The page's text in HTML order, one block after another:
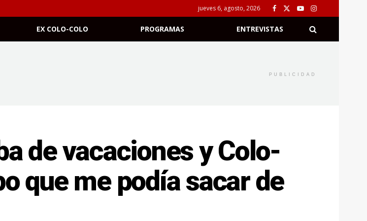
jueves 6, agosto, 2026
EX COLO-COLO PROGRAMAS ENTREVISTAS
PUBLICIDAD
de vacaciones y Colo-
que me podía sacar de